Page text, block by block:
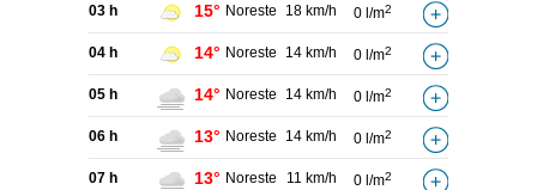
03 h 15° Noreste 18 km/h 0 l/m2
04 h 14° Noreste 14 km/h 0 l/m2
05 h 14° Noreste 14 km/h 0 l/m2
06 h 13° Noreste 14 km/h 0 l/m2
07 h 13° Noreste 11 km/h 0 l/m2